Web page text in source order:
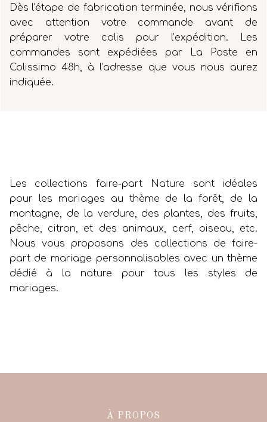
Dès l’étape de fabrication terminée, nous vérifions
avec attention votre commande avant de
préparer votre colis pour l’expédition. Les
commandes sont expédiées par La Poste en
Colissimo 48h, à l’adresse que vous nous aurez
indiquée.
Les collections faire-part Nature sont idéales
pour les mariages au thème de la forêt, de la
montagne, de la verdure, des plantes, des fruits,
pêche, citron, et des animaux, cerf, oiseau, etc.
Nous vous proposons des collections de faire-
part de mariage personnalisables avec un thème
dédié à la nature pour tous les styles de
mariages.
À PROPOS